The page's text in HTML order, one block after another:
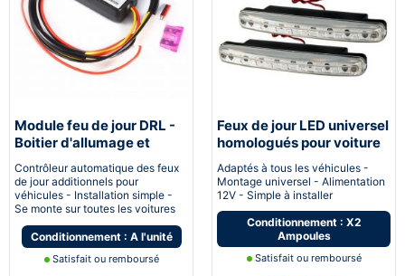
Module feu de jour DRL -
Boitier d'allumage et
extinction automatique
pour feux de jour Led
Contrôleur automatique des feux
de jour additionnels pour
véhicules - Installation simple -
Se monte sur toutes les voitures
Conditionnement : A l'unité
Satisfait ou remboursé
Feux de jour LED universel
homologués pour voiture
moto quad
Adaptés à tous les véhicules -
Montage universel - Alimentation
12V - Simple à installer
Conditionnement : X2
Ampoules
Satisfait ou remboursé